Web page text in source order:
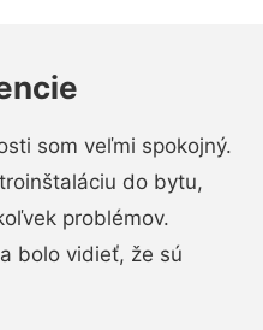
som veľmi spokojný.
do bytu,
problémov.
bolo vidieť, že sú